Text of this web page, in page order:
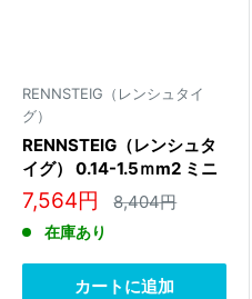
RENNSTEIG（レンシュタイ
グ）
RENNSTEIG（レンシュタ
イグ） 0.14-1.5ｍm2 ミニ
ワイヤーカッター 8000
1001 3
販
売
価
格
7,564円 通
常
8,404円
在庫あり
カートに追加